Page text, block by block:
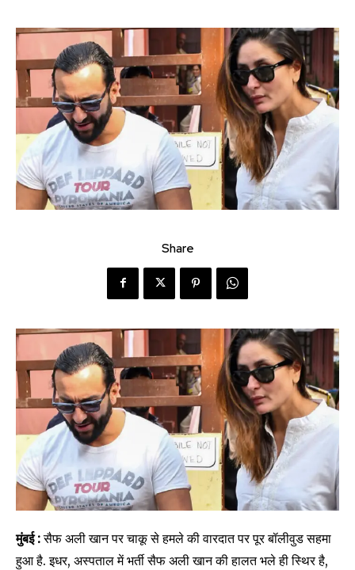
Share
मुंबई :सैफ अली खान पर चाकू से हमले की वारदात पर पूर बॉलीवुड सहमा
हुआ है. इधर, अस्पताल में भर्ती सैफ अली खान की हालत भले ही स्थिर है,